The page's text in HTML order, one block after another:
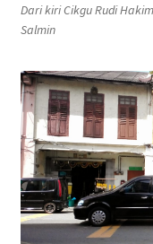
Dari kiri Cikgu Rudi
Salmin